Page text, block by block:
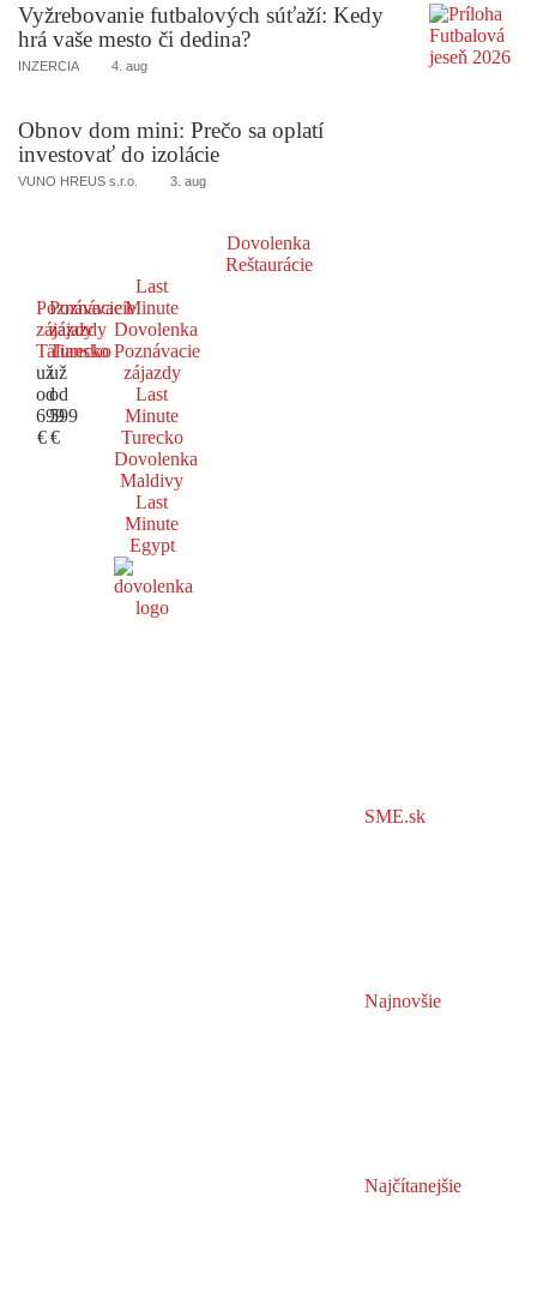
Vyžrebovanie futbalových súťaží: Kedy
hrá vaše mesto či dedina?
INZERCIA 4. aug
Obnov dom mini: Prečo sa oplatí
investovať do izolácie
VUNO HREUS s.r.o. 3. aug
Dovolenka
Reštaurácie
Poznávacie
zájazdy
Taliansko
už
od
699
€
Poznávacie
zájazdy
Turecko
už
od
599
€
Last
Minute
Dovolenka
Poznávacie
zájazdy
Last
Minute
Turecko
Dovolenka
Maldivy
Last
Minute
Egypt
SME.sk
Najnovšie
Najčítanejšie